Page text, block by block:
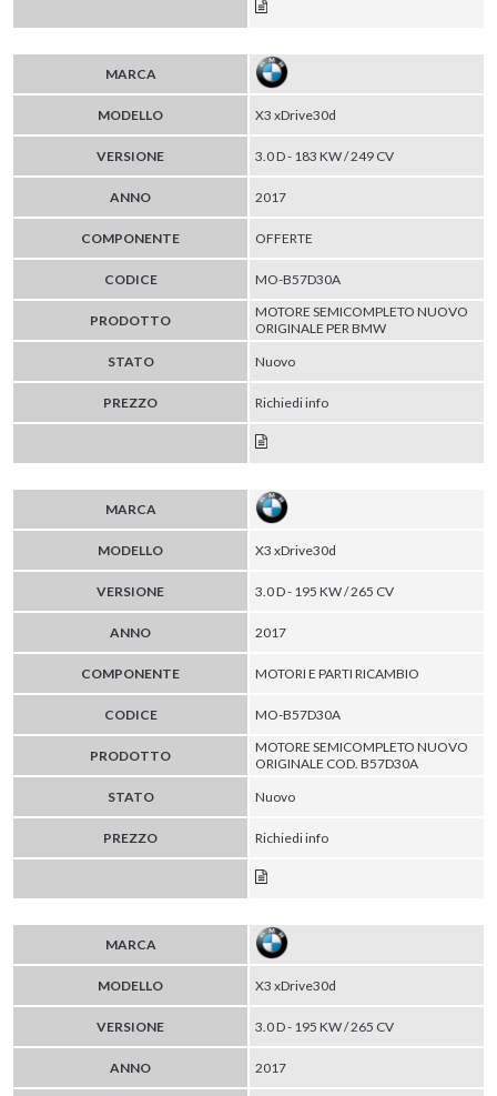
MARCA
MODELLO X3 xDrive30d
VERSIONE 3.0 D - 183 KW / 249 CV
ANNO 2017
COMPONENTE OFFERTE
CODICE MO-B57D30A
PRODOTTO
MOTORE SEMICOMPLETO NUOVO
ORIGINALE PER BMW
STATO
Nuovo
PREZZO Richiedi info
MARCA
MODELLO X3 xDrive30d
VERSIONE 3.0 D - 195 KW / 265 CV
ANNO 2017
COMPONENTE MOTORI E PARTI RICAMBIO
CODICE MO-B57D30A
PRODOTTO
MOTORE SEMICOMPLETO NUOVO
ORIGINALE COD. B57D30A
STATO
Nuovo
PREZZO Richiedi info
MARCA
MODELLO X3 xDrive30d
VERSIONE 3.0 D - 195 KW / 265 CV
ANNO 2017